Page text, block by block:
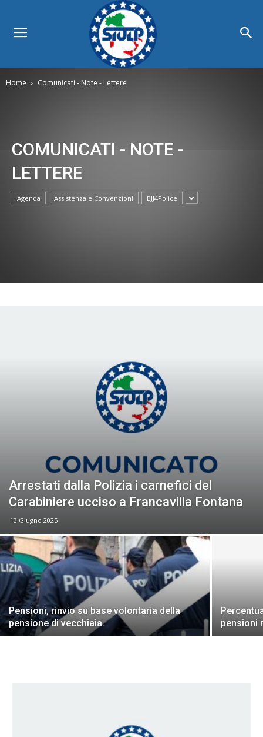
Home Comunicati - Note - Lettere
COMUNICATI - NOTE -
LETTERE
Agenda Assistenza e Convenzioni BJJ4Police
Arrestati dalla Polizia i carnefici del
Carabiniere ucciso a Francavilla Fontana
13 Giugno 2025
Pensioni, rinvio su base volontaria della
pensione di vecchiaia.
pensioni